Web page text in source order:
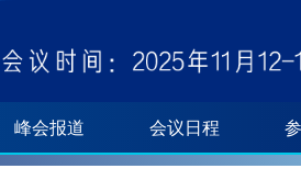
峰会报道 会议日程